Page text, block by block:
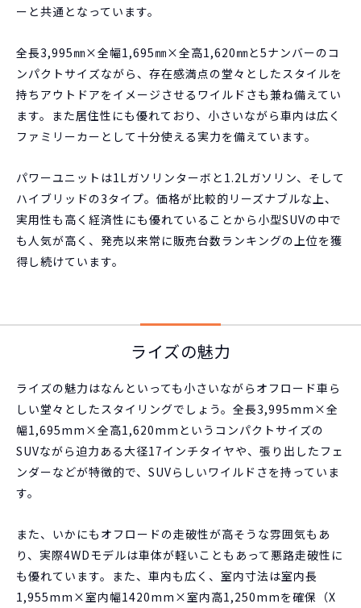
ーと共通となっています。
全長3,995㎜×全幅1,695㎜×全高1,620㎜と5ナンバーのコ
ンパクトサイズながら、存在感満点の堂々としたスタイルを
持ちアウトドアをイメージさせるワイルドさも兼ね備えてい
ます。また居住性にも優れており、小さいながら車内は広く
ファミリーカーとして十分使える実力を備えています。
パワーユニットは1Lガソリンターボと1.2Lガソリン、そして
ハイブリッドの3タイプ。価格が比較的リーズナブルな上、
実用性も高く経済性にも優れていることから小型SUVの中で
も人気が高く、発売以来常に販売台数ランキングの上位を獲
得し続けています。
ライズの魅力
ライズの魅力はなんといっても小さいながらオフロード車ら
しい堂々としたスタイリングでしょう。全長3,995mm×全
幅1,695mm×全高1,620mmというコンパクトサイズの
SUVながら迫力ある大径17インチタイヤや、張り出したフェ
ンダーなどが特徴的で、SUVらしいワイルドさを持っていま
す。
また、いかにもオフロードの走破性が高そうな雰囲気もあ
り、実際4WDモデルは車体が軽いこともあって悪路走破性に
も優れています。また、車内も広く、室内寸法は室内長
1,955mm×室内幅1420mm×室内高1,250mmを確保（X